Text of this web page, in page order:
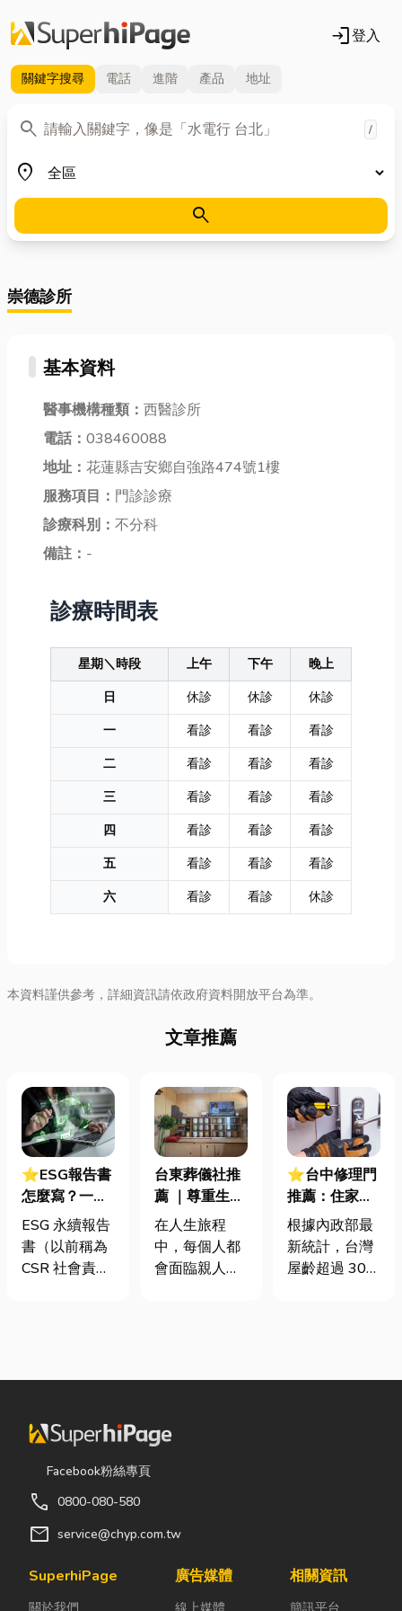
login登入
關鍵字搜尋 電話 進階 產品 地址
search
關鍵字 /
place
地區
search
崇德診所
基本資料
醫事機構種類： 西醫診所
電話： 038460088
地址： 花蓮縣吉安鄉自強路474號1樓
服務項目： 門診診療
診療科別： 不分科
備註： -
診療時間表
星期＼時段 上午 下午
晚上
日
休診 休診
休診
一
看診 看診
看診
二
看診 看診
看診
三
看診 看診
看診
四
看診 看診
看診
五
看診 看診
看診
六
看診 看診 休診
本資料謹供參考，詳細資訊請依政府資料開放平台為準。
文章推薦
⭐ESG報告書
怎麼寫？一定
要上市櫃才寫
嗎？3步驟擺
脫綠色轉型焦
ESG 永續報告
書（以前稱為
CSR 社會責任
責任（S）與
（G）三個維
度營運成果的
正式文件。它
「健康體檢
表」與「永續
多中小企業主
台東葬儀社推
薦 ｜尊重生
命、貼心陪伴
每一段告別
在人生旅程
中，每個人都
會面臨親人離
儀社，不只是
屬在艱難時刻
禮儀規劃、告
後續的行政協
⭐台中修理門
推薦：住家鐵
門卡住、大門
下垂怎麼辦？
維修費用與不
根據內政部最
新統計，台灣
屋齡超過 30
疲勞與結構鏽
實，門片故障
Facebook粉絲專頁
call 0800-080-580
mail service@chyp.com.tw
SuperhiPage
關於我們
廣告媒體
線上媒體
相關資訊
簡訊平台